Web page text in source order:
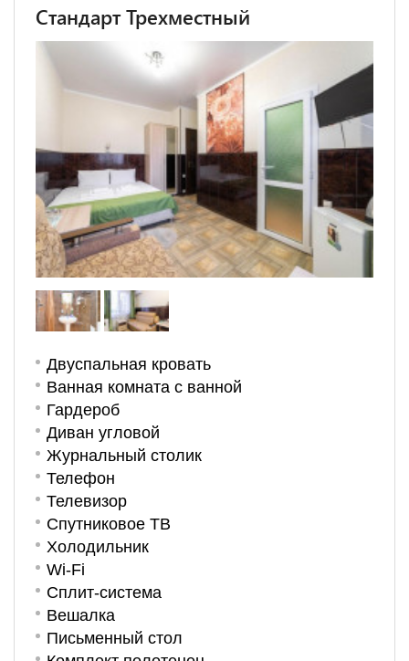
Стандарт Трехместный
Двуспальная кровать
Ванная комната с ванной
Гардероб
Диван угловой
Журнальный столик
Телефон
Телевизор
Спутниковое ТВ
Холодильник
Wi-Fi
Сплит-система
Вешалка
Письменный стол